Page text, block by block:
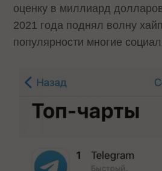
оценку в миллиард
2021 года поднял волну
популярности многие